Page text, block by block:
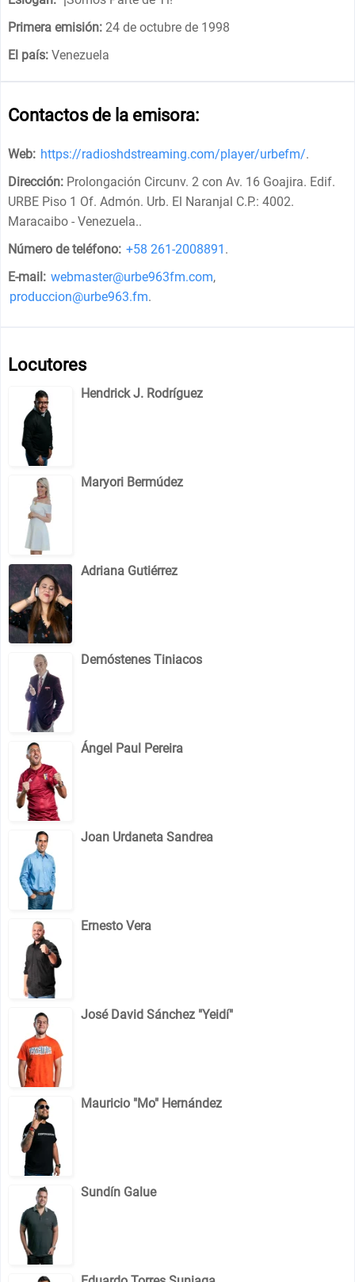
Primera emisión: 24 de octubre de 1998
El país: Venezuela
Contactos de la emisora:
Web: https://radioshdstreaming.com/player/urbefm/.
Dirección: Prolongación Circunv. 2 con Av. 16 Goajira. Edif.
URBE Piso 1 Of. Admón. Urb. El Naranjal C.P.: 4002.
Maracaibo - Venezuela..
Número de teléfono: +58 261-2008891 .
E-mail: webmaster@urbe963fm.com,
produccion@urbe963.fm.
Locutores
Hendrick J. Rodríguez
Maryori Bermúdez
Adriana Gutiérrez
Demóstenes Tiniacos
Ángel Paul Pereira
Joan Urdaneta Sandrea
Ernesto Vera
José David Sánchez "Yeidí"
Mauricio "Mo" Hernández
Sundín Galue